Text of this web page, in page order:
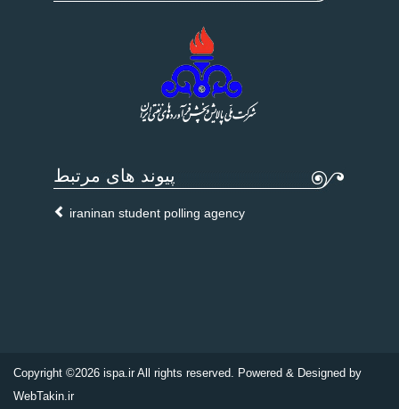
پیوند های مرتبط
iraninan student polling agency
Copyright ©2026 ispa.ir All rights reserved. Powered & Designed by
WebTakin.ir